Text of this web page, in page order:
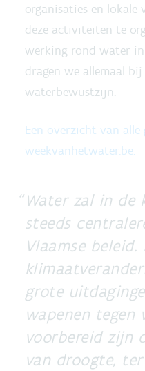
organisaties en lokale
deze activiteiten te
werking rond water
dragen we allemaal
waterbewustzijn.
Een overzicht van
weekvanhetwater.be.
Water zal in de
steeds
Vlaamse beleid.
grote
wapenen tegen
voorbereid zijn
van droogte,